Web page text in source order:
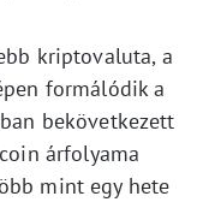
kriptovaluta, a
formálódik a
bekövetkezett
árfolyama
mint egy hete